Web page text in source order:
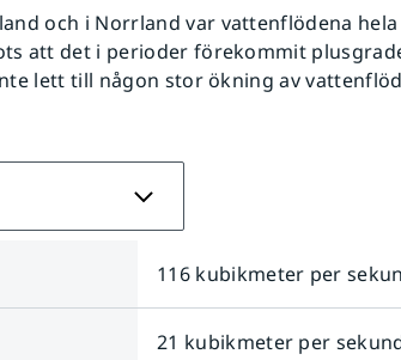
och i Norrland var vattenflödena
att det i perioder förekommit
lett till någon stor ökning av
116 kubikmeter per
21 kubikmeter per